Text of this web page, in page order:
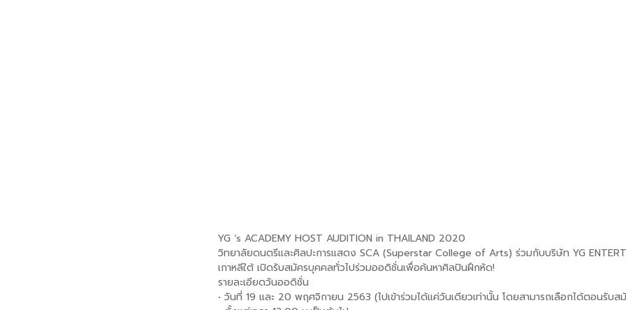
YG ‘s ACADEMY HOST AUDITION in THAILAND 2020
วิทยาลัยดนตรีและศิลปะการแสดง SCA (Superstar College of Arts) ร่วมกับบริษัท YG
เกาหลีใต้ เปิดรับสมัครบุคคลทั่วไปร่วมออดิชั่นเพื่อค้นหาศิลปินฝึกหัด!
รายละเอียดวันออดิชั่น
• วันที่ 19 และ 20 พฤศจิกายน 2563 (ไปเข้าร่วมได้แค่วันเดียวเท่านั้น โดยสามารถเลือกได้ตอนรับส